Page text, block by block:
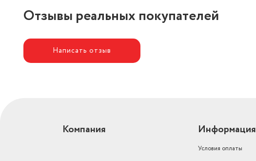
Отзывы реальных покупателей
Написать отзыв
Компания Информация
Условия оплаты